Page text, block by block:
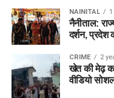
NAINITAL
नैनीताल:
दर्शन,
CRIME 2
खेत की मेढ़
वीडियो